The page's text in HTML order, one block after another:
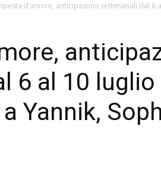
d’amore, anticipazioni settimanali dal 6
6 al 10 luglio
Yannik,